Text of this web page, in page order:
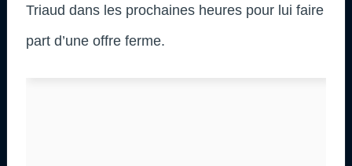
Triaud dans les prochaines heures pour lui faire
part d’une offre ferme.